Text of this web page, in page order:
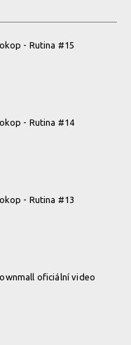
- Rutina #15
- Rutina #14
- Rutina #13
oficiální video